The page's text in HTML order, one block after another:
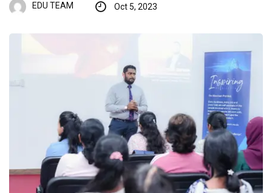
EDU TEAM Oct 5, 2023